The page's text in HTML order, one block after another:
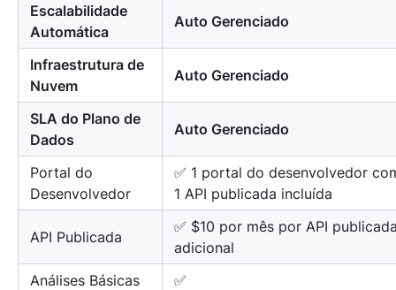
Escalabilidade
Automática
Auto Gerenciado
Infraestrutura de
Nuvem
Auto Gerenciado
SLA do Plano de
Dados
Auto Gerenciado
Portal do
Desenvolvedor
✅ 1 portal do desenvolvedor
1 API publicada incluída
API Publicada
✅ $10 por mês por API
adicional
Análises Básicas
✅